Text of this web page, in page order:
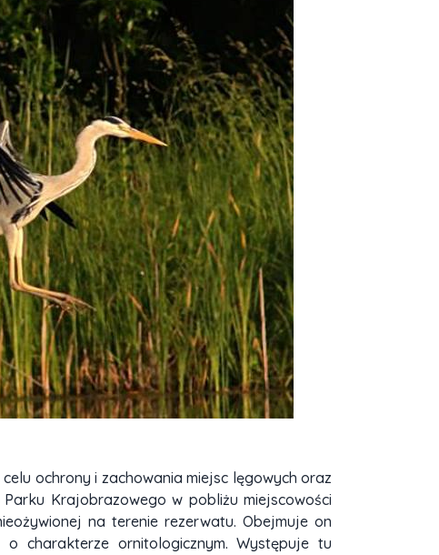
ochrony i zachowania miejsc lęgowych oraz
Krajobrazowego w pobliżu miejscowości
na terenie rezerwatu. Obejmuje on
charakterze ornitologicznym. Występuje tu